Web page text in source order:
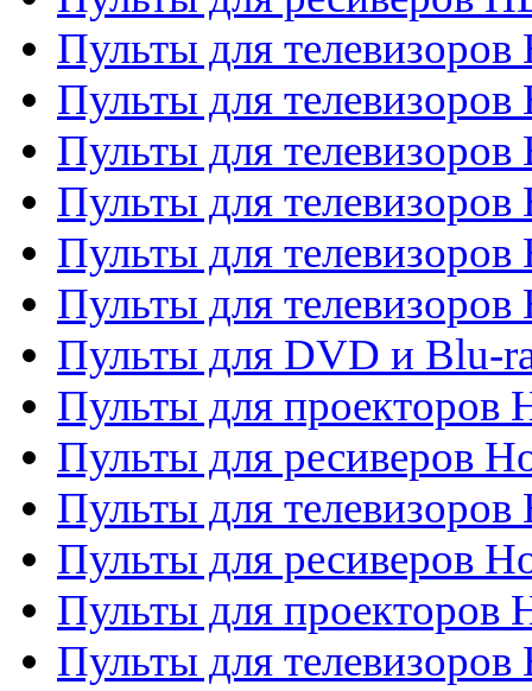
Пульты для
Пульты для телевизоров
Пульты для телевизоров
Пульты для телевизоров
Пульты для телевизоров
Пульты для телевизоров
Пульты для DVD и Blu-
Пульты для проекторов
Пульты для ресиверов
Пульты для
Пульты для ресиверов
Пульты для проекторов
Пульты для телевизоров